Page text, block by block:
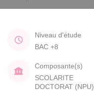
Niveau d'étude
BAC +8
Composante(s)
SCOLARITE
DOCTORAT (NPU)